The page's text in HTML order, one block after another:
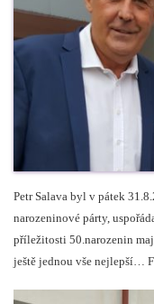
Petr Salava byl v pátek
narozeninové párty,
příležitosti 50.narozenin
ještě jednou vše nejlepší…